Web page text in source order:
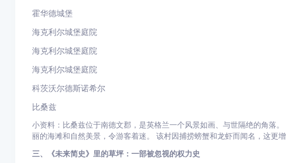
霍华德城堡
海克利尔城堡庭院
海克利尔城堡庭院
海克利尔城堡庭院
科茨沃尔德斯诺希尔
比桑兹
小资料：比桑兹位于南德文郡，是英格兰一个风景如画、与世隔绝的角落
丽的海滩和自然美景，令游客着迷。 该村因捕捞螃蟹和龙虾而闻名，这更增
三、《未来简史》里的草坪：一部被忽视的权力史